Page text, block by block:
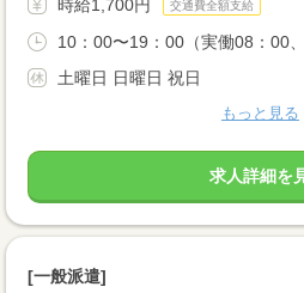
時給1,700円 交通費全額支給
10：00〜19：00（実働08：00
土曜日 日曜日 祝日
もっと見る
求人詳細を
[一般派遣]